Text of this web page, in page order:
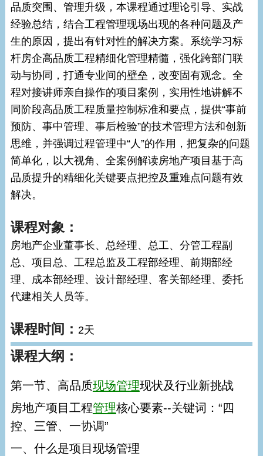
品质突围、管理升级，本课程通过理论引导、实战
经验总结，结合工程管理现场出现的各种问题及产
生的原因，提出有针对性的解决方案。系统学习标
杆房企高品质工程精细化管理精髓，强化跨部门联
动与协同，打通专业间的壁垒，改变固有观念。全
程对接讲师亲自操作的项目案例，实用性地讲解不
同阶段高品质工程质量控制标准和要点，提供“事前
预防、事中管理、事后检验”的技术管理方法和创新
思维，并强调过程管理中“人”的作用，把复杂的问题
简单化，以大视角、全案例解读房地产项目基于高
品质提升的精细化关键要点把控及重难点问题有效
解决。
课程对象：
房地产企业董事长、总经理、总工、分管工程副
总、项目总、工程总监及工程部经理、前期部经
理、成本部经理、设计部经理、客关部经理、委托
代建相关人员等。
课程时间： 2天
课程大纲：
第一节、高品质现场管理现状及行业新挑战
房地产项目工程管理核心要素--关键词：“四
控、三管、一协调”
一、什么是项目现场管理